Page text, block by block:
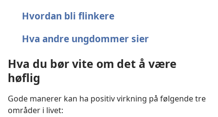
Hvordan bli flinkere
Hva andre ungdommer sier
Hva du bør vite om det å være
høflig
Gode manerer kan ha positiv virkning på følgende tre
områder i livet: